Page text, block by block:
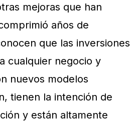
mejoras que han
años de
que las inversiones
cualquier negocio y
nuevos modelos
tienen la intención de
y están altamente